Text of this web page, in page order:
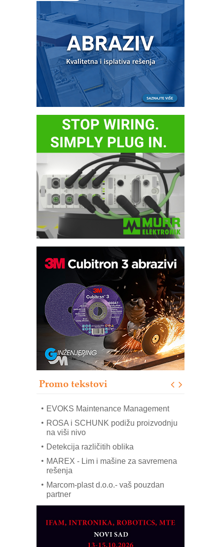
Promo tekstovi
Trajna oznaka kao dugoročna korist
Bezbednost na prvom mestu!
IB BLUMENAUER - više od 40 godina
poverenja u industriji
RMQ-TITAN ADVANCED INDICATOR
– Pametna signalizacija za efikasnije
upravljanje mašinama
Sigurnije ispitivanje transformatora u
solarnim elektranama i vetroparkovima
EVOKS Maintenance Management
ROSA i SCHUNK podižu proizvodnju
na viši nivo
Detekcija različitih oblika
MAREX - Lim i mašine za savremena
rešenja
Marcom-plast d.o.o.- vaš pouzdan
partner
obradu!
Razvoj asortimanskog pravca MINI-
PLC AKYTEC